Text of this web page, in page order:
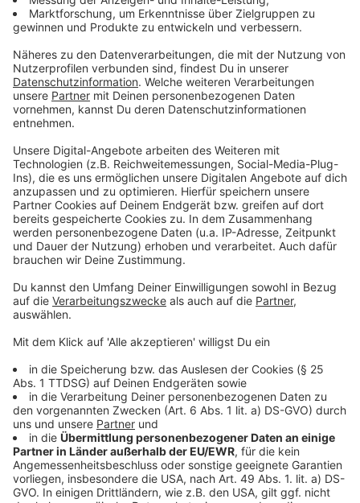
Wir verwenden einen Service eines
Drittanbieters, um Videoinhalte
einzubetten. Dieser Service kann
Daten zu Ihren Aktivitäten
sammeln. Bitte lesen Sie die
Details durch und stimmen Sie der
Nutzung des Service zu, um dieses
Video anzusehen.
Mehr Informationen
Akzeptieren
powered byUsercentrics Consent
Management Platform
Zwischen Aufbruch, Verlust, neuer Hoffnung und der
Frage nach Gleichheit und Zugehörigkeit entdeckt
Wash seine eigene Definition von Familie, Identität –
und Freiheit.
Anzeige
©Copyright: Disney+
Wash reist um die ganze Welt und kann sein
außergewöhnliches naturwissenschaftliches Talent
ausleben.
Anzeige
© Copyright: Disney+